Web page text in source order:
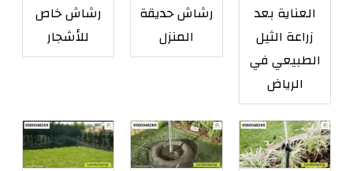
العناية بعد
زراعة الثيل
الطبيعي في
الرياض
رشاش حديقة
المنزل
رشاش خاص
للأشجار